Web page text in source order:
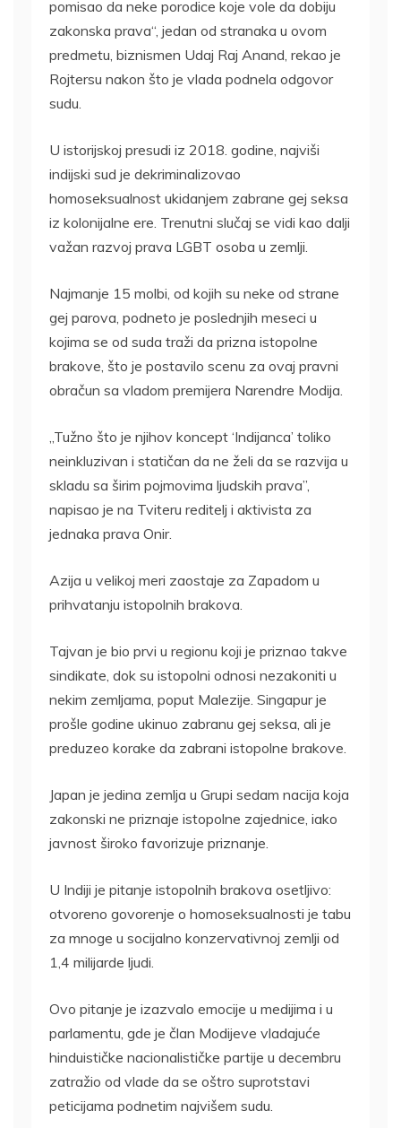
pomisao da neke porodice koje vole da dobiju
zakonska prava“, jedan od stranaka u ovom
predmetu, biznismen Udaj Raj Anand, rekao je
Rojtersu nakon što je vlada podnela odgovor
sudu.
U istorijskoj presudi iz 2018. godine, najviši
indijski sud je dekriminalizovao
homoseksualnost ukidanjem zabrane gej seksa
iz kolonijalne ere. Trenutni slučaj se vidi kao dalji
važan razvoj prava LGBT osoba u zemlji.
Najmanje 15 molbi, od kojih su neke od strane
gej parova, podneto je poslednjih meseci u
kojima se od suda traži da prizna istopolne
brakove, što je postavilo scenu za ovaj pravni
obračun sa vladom premijera Narendre Modija.
„Tužno što je njihov koncept ‘Indijanca’ toliko
neinkluzivan i statičan da ne želi da se razvija u
skladu sa širim pojmovima ljudskih prava”,
napisao je na Tviteru reditelj i aktivista za
jednaka prava Onir.
Azija u velikoj meri zaostaje za Zapadom u
prihvatanju istopolnih brakova.
Tajvan je bio prvi u regionu koji je priznao takve
sindikate, dok su istopolni odnosi nezakoniti u
nekim zemljama, poput Malezije. Singapur je
prošle godine ukinuo zabranu gej seksa, ali je
preduzeo korake da zabrani istopolne brakove.
Japan je jedina zemlja u Grupi sedam nacija koja
zakonski ne priznaje istopolne zajednice, iako
javnost široko favorizuje priznanje.
U Indiji je pitanje istopolnih brakova osetljivo:
otvoreno govorenje o homoseksualnosti je tabu
za mnoge u socijalno konzervativnoj zemlji od
1,4 milijarde ljudi.
Ovo pitanje je izazvalo emocije u medijima i u
parlamentu, gde je član Modijeve vladajuće
hinduističke nacionalističke partije u decembru
zatražio od vlade da se oštro suprotstavi
peticijama podnetim najvišem sudu.